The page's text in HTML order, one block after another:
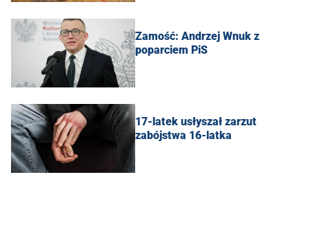
Zamość: Andrzej Wnuk z
poparciem PiS
17-latek usłyszał zarzut
zabójstwa 16-latka